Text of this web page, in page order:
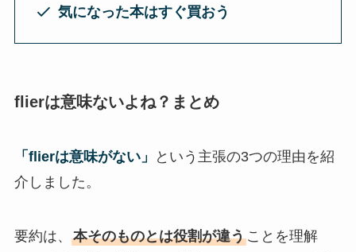
気になった本はすぐ買おう
flierは意味ないよね？まとめ
「flierは意味がない」
という主張の3つの理由を紹
介しました。
要約は、 本そのものとは役割が違うことを理解